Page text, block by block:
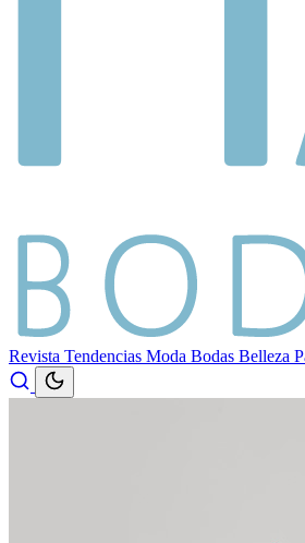
Revista Tendencias Moda Bodas Belleza